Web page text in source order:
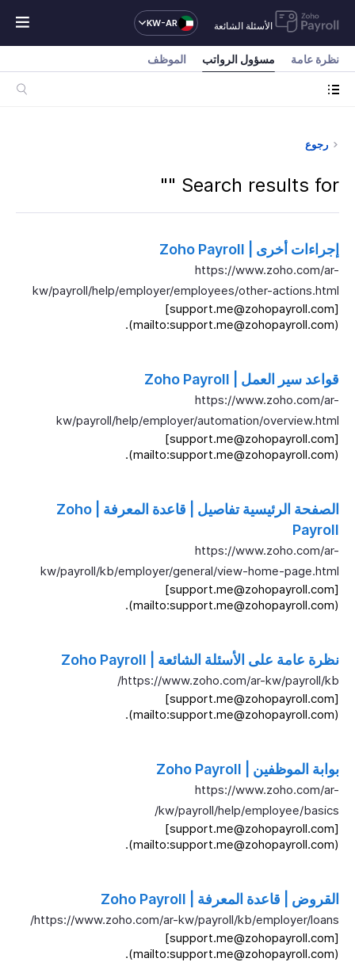
الأسئلة الشائعة KW-AR
نظرة عامة مسؤول الرواتب الموظف
رجوع
Search results for "
"
إجراءات أخرى | Zoho Payroll
https://www.zoho.com/ar-
kw/payroll/help/employer/employees/other-actions.html
[support.me@zohopayroll.com]
(mailto:support.me@zohopayroll.com).
قواعد سير العمل | Zoho Payroll
https://www.zoho.com/ar-
kw/payroll/help/employer/automation/overview.html
[support.me@zohopayroll.com]
(mailto:support.me@zohopayroll.com).
الصفحة الرئيسية تفاصيل | قاعدة المعرفة | Zoho
Payroll
https://www.zoho.com/ar-
kw/payroll/kb/employer/general/view-home-page.html
[support.me@zohopayroll.com]
(mailto:support.me@zohopayroll.com).
نظرة عامة على الأسئلة الشائعة | Zoho Payroll
https://www.zoho.com/ar-kw/payroll/kb/
[support.me@zohopayroll.com]
(mailto:support.me@zohopayroll.com).
بوابة الموظفين | Zoho Payroll
https://www.zoho.com/ar-
kw/payroll/help/employee/basics/
[support.me@zohopayroll.com]
(mailto:support.me@zohopayroll.com).
القروض | قاعدة المعرفة | Zoho Payroll
https://www.zoho.com/ar-kw/payroll/kb/employer/loans/
[support.me@zohopayroll.com]
(mailto:support.me@zohopayroll.com).